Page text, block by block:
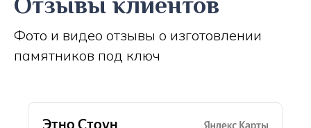
Фото и видео отзывы о изготовлении
памятников под ключ